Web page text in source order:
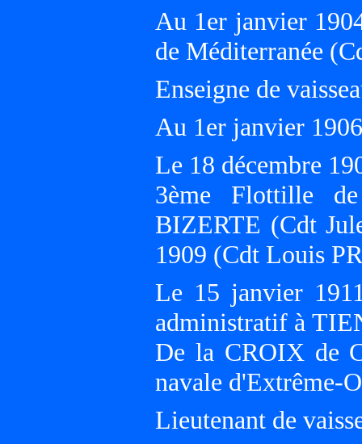
Au 1er janvier
de Méditerranée
Enseigne de
Au 1er janvier
Le 18 décembre
3ème Flottille
BIZERTE (Cdt
1909 (Cdt Louis
Le 15 janvier
administratif à
De la CROIX de
navale d'Extrême-
Lieutenant de